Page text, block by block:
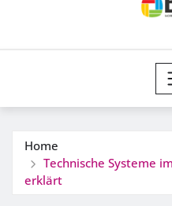
Home
Technische Systeme
erklärt